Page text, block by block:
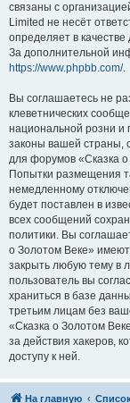
связаны с
Limited не несёт
определяет в
За дополнительной
https://www.phpbb.com/.
Вы соглашаетесь не
клеветнических
национальной розни и
законы вашей страны,
для форумов «Сказка
Попытки размещения
немедленному
будет поставлен в
всех сообщений
политики. Вы
о Золотом Веке» имеют
закрыть любую тему в
пользователь вы
храниться в базе
третьим лицам без
«Сказка о Золотом
за действия хакеров,
доступу к ней.
На главную